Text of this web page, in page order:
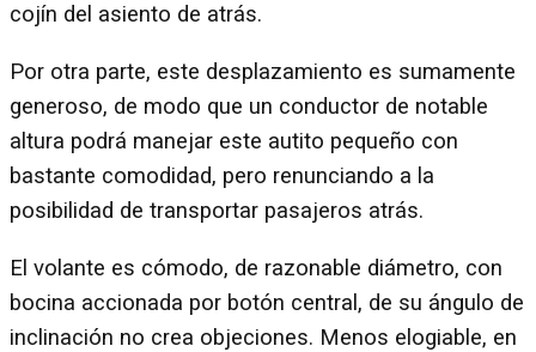
cojín del asiento de atrás.
Por otra parte, este desplazamiento es sumamente
generoso, de modo que un conductor de notable
altura podrá manejar este autito pequeño con
bastante comodidad, pero renunciando a la
posibilidad de transportar pasajeros atrás.
El volante es cómodo, de razonable diámetro, con
bocina accionada por botón central, de su ángulo de
inclinación no crea objeciones. Menos elogiable, en